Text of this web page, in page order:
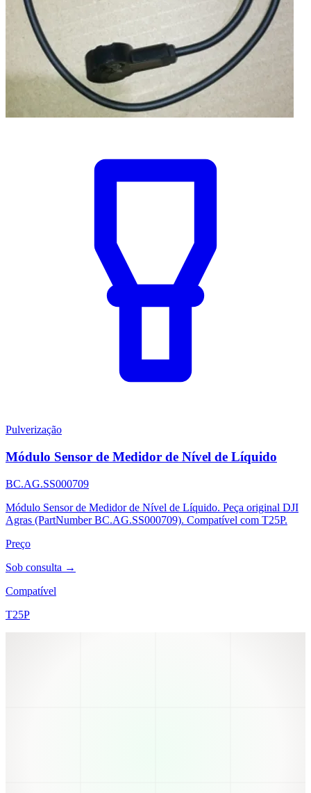
Pulverização
Módulo Sensor de Medidor de Nível de Líquido
BC.AG.SS000709
Módulo Sensor de Medidor de Nível de Líquido. Peça original DJI
Agras (PartNumber BC.AG.SS000709). Compatível com T25P.
Preço
Sob consulta →
Compatível
T25P